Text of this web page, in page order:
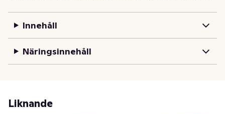
Innehåll
Näringsinnehåll
Liknande